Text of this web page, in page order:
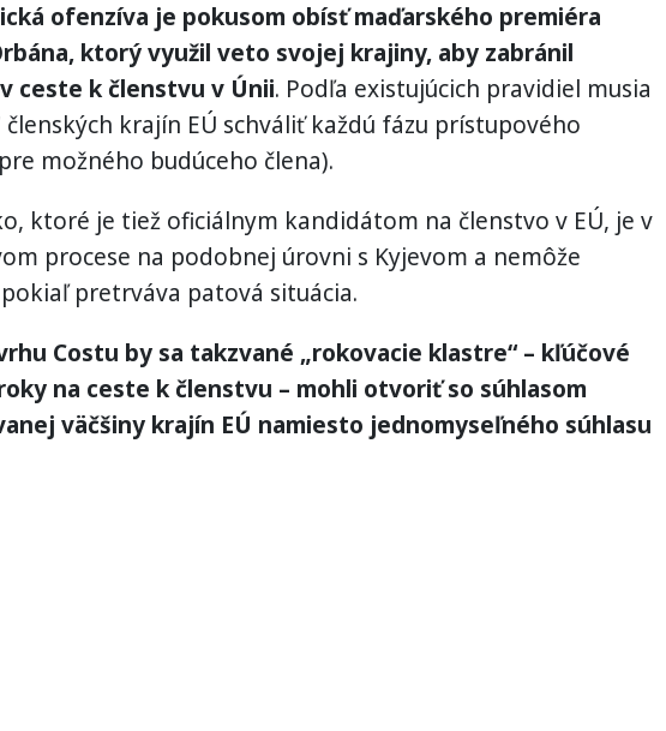
ofenzíva je pokusom obísť maďarského premiéra
ktorý využil veto svojej krajiny, aby zabránil
ceste k členstvu v Únii. Podľa existujúcich pravidiel musia
krajín EÚ schváliť každú fázu prístupového
možného budúceho člena).
ktoré je tiež oficiálnym kandidátom na členstvo v EÚ, je v
procese na podobnej úrovni s Kyjevom a nemôže
pretrváva patová situácia.
Costu by sa takzvané „rokovacie klastre“ – kľúčové
na ceste k členstvu – mohli otvoriť so súhlasom
väčšiny krajín EÚ namiesto jednomyseľného súhlasu